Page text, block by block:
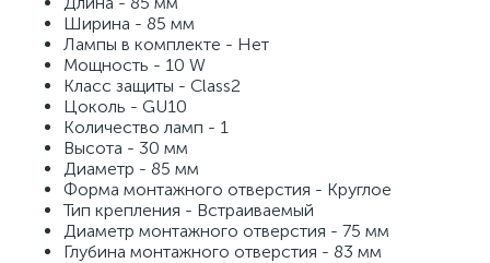
Ширина - 85 мм
Лампы в комплекте - Нет
Мощность - 10 W
Класс защиты - Class2
Цоколь - GU10
Количество ламп - 1
Высота - 30 мм
Диаметр - 85 мм
Форма монтажного отверстия - Круглое
Тип крепления - Встраиваемый
Диаметр монтажного отверстия - 75 мм
Глубина монтажного отверстия - 83 мм